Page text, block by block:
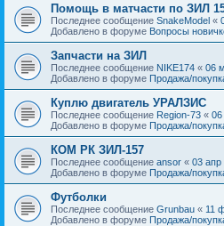
Помощь в матчасти по ЗИЛ
Последнее сообщение SnakeModel «
Добавлено в форуме Вопросы
Запчасти на ЗИЛ
Последнее сообщение NIKE174 « 06
Добавлено в форуме Продажа/
Куплю двигатель УРАЛЗИС
Последнее сообщение Region-73 « 06
Добавлено в форуме Продажа/
КОМ РК ЗИЛ-157
Последнее сообщение ansor « 03 апр
Добавлено в форуме Продажа/
Футболки
Последнее сообщение Grunbau « 11
Добавлено в форуме Продажа/